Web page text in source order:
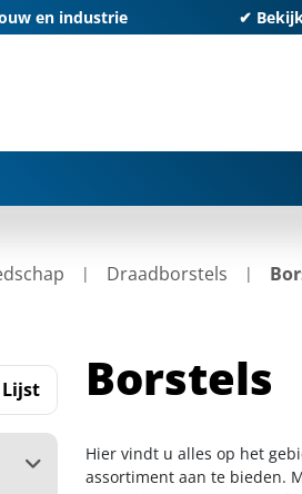
en industrie ✔
Draadborstels
Lijst Borstels
Hier vindt u alles op het
assortiment aan te bieden.